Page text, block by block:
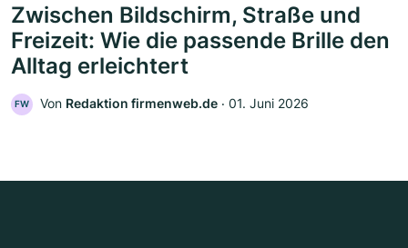
Zwischen Bildschirm, Straße und
Freizeit: Wie die passende Brille den
Alltag erleichtert
FW Von Redaktion firmenweb.de ‧ 01. Juni 2026